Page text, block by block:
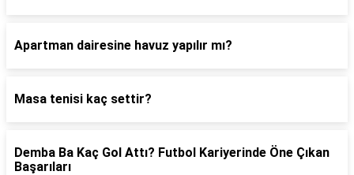
Apartman dairesine havuz yapılır mı?
Masa tenisi kaç settir?
Demba Ba Kaç Gol Attı? Futbol Kariyerinde Öne Çıkan
Başarıları